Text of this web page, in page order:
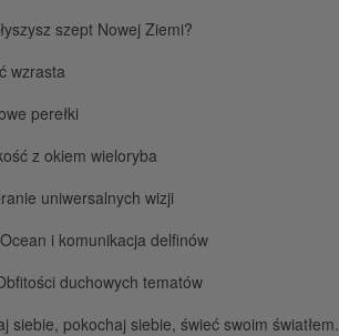
szept Nowej Ziemi?
wzrasta
perełki
z okiem wieloryba
uniwersalnych wizji
i komunikacja delfinów
duchowych tematów
siebie, pokochaj siebie, świeć swoim światłem.